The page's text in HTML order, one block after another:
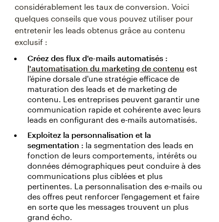
considérablement les taux de conversion. Voici
quelques conseils que vous pouvez utiliser pour
entretenir les leads obtenus grâce au contenu
exclusif :
Créez des flux d'e-mails automatisés :
l'automatisation du marketing de contenu est
l'épine dorsale d'une stratégie efficace de
maturation des leads et de marketing de
contenu. Les entreprises peuvent garantir une
communication rapide et cohérente avec leurs
leads en configurant des e-mails automatisés.
Exploitez la personnalisation et la
segmentation : la segmentation des leads en
fonction de leurs comportements, intérêts ou
données démographiques peut conduire à des
communications plus ciblées et plus
pertinentes. La personnalisation des e-mails ou
des offres peut renforcer l'engagement et faire
en sorte que les messages trouvent un plus
grand écho.